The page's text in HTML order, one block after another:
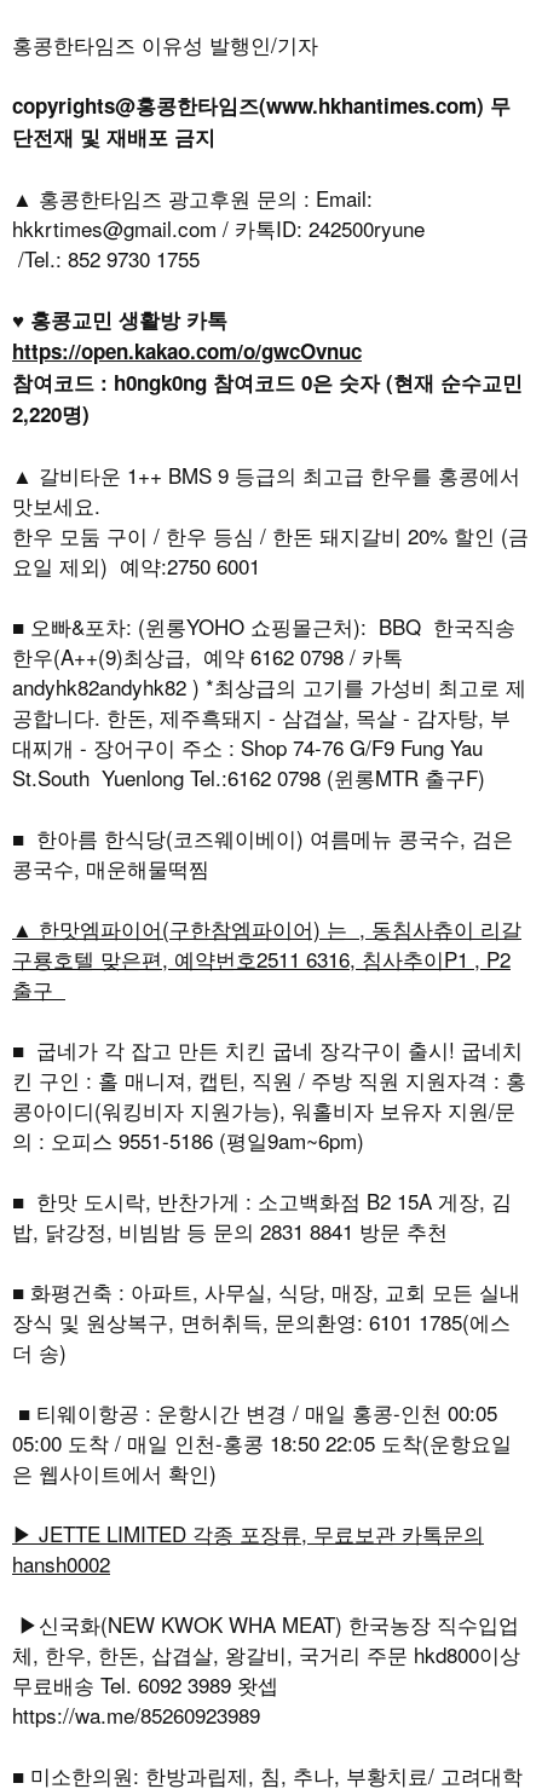
홍콩한타임즈 이유성 발행인/기자
copyrights@홍콩한타임즈(www.hkhantimes.com) 무
단전재 및 재배포 금지
▲ 홍콩한타임즈 광고후원 문의 : Email:
hkkrtimes@gmail.com / 카톡ID: 242500ryune
/Tel.: 852 9730 1755
♥ 홍콩교민 생활방 카톡
https://open.kakao.com/o/gwcOvnuc
참여코드 : h0ngk0ng 참여코드 0은 숫자 (현재 순수교민
2,220명)
▲ 갈비타운 1++ BMS 9 등급의 최고급 한우를 홍콩에서
맛보세요.
한우 모둠 구이 / 한우 등심 / 한돈 돼지갈비 20% 할인 (금
요일 제외) 예약:2750 6001
■ 오빠&포차: (윈롱YOHO 쇼핑몰근처): BBQ 한국직송
한우(A++(9)최상급, 예약 6162 0798 / 카톡
andyhk82andyhk82 ) *최상급의 고기를 가성비 최고로 제
공합니다. 한돈, 제주흑돼지 - 삼겹살, 목살 - 감자탕, 부
대찌개 - 장어구이 주소 : Shop 74-76 G/F9 Fung Yau
St.South Yuenlong Tel.:6162 0798 (윈롱MTR 출구F)
■ 한아름 한식당(코즈웨이베이) 여름메뉴 콩국수, 검은
콩국수, 매운해물떡찜
▲ 한맛엠파이어(구한참엠파이어) 는 , 동침사츄이 리갈
구룡호텔 맞은편, 예약번호2511 6316, 침사추이P1 , P2
출구
■ 굽네가 각 잡고 만든 치킨 굽네 장각구이 출시! 굽네치
킨 구인 : 홀 매니져, 캡틴, 직원 / 주방 직원 지원자격 : 홍
콩아이디(워킹비자 지원가능), 워홀비자 보유자 지원/문
의 : 오피스 9551-5186 (평일9am~6pm)
■ 한맛 도시락, 반찬가게 : 소고백화점 B2 15A 게장, 김
밥, 닭강정, 비빔밤 등 문의 2831 8841 방문 추천
■ 화평건축 : 아파트, 사무실, 식당, 매장, 교회 모든 실내
장식 및 원상복구, 면허취득, 문의환영: 6101 1785(에스
더 송)
■ 티웨이항공 : 운항시간 변경 / 매일 홍콩-인천 00:05
05:00 도착 / 매일 인천-홍콩 18:50 22:05 도착(운항요일
은 웹사이트에서 확인)
▶ JETTE LIMITED 각종 포장류, 무료보관 카톡문의
hansh0002
▶신국화(NEW KWOK WHA MEAT) 한국농장 직수입업
체, 한우, 한돈, 삽겹살, 왕갈비, 국거리 주문 hkd800이상
무료배송 Tel. 6092 3989 왓셉
https://wa.me/85260923989
■ 미소한의원: 한방과립제, 침, 추나, 부황치료/ 고려대학